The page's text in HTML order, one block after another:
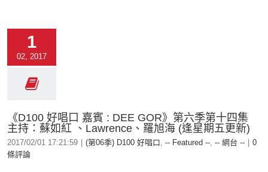
1
02, 2017
《D100 好唱口 嘉賓 : DEE GOR》第六季第十四集
主持：蘇如紅 、Lawrence、羅旭海 (逢星期五更新)
2017/02/01 17:21:59 (第06季) D100 好唱口, -- Featured --, -- 網台 --
0
條評論